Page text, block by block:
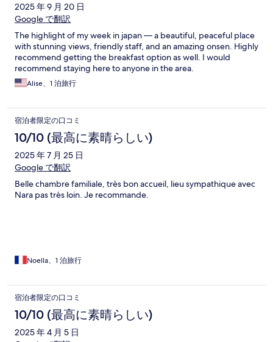
2025 年 9 月 20 日
Google で翻訳
The highlight of my week in japan — a beautiful, peaceful place
with stunning views, friendly staff, and an amazing onsen. Highly
recommend getting the breakfast option as well. I would
recommend staying here to anyone in the area.
Alise、1 泊旅行
宿泊者限定の口コミ
10/10 (最高に素晴らしい)
2025 年 7 月 25 日
Google で翻訳
Belle chambre familiale, très bon accueil, lieu sympathique avec
Nara pas très loin. Je recommande.
Noella、1 泊旅行
宿泊者限定の口コミ
10/10 (最高に素晴らしい)
2025 年 4 月 5 日